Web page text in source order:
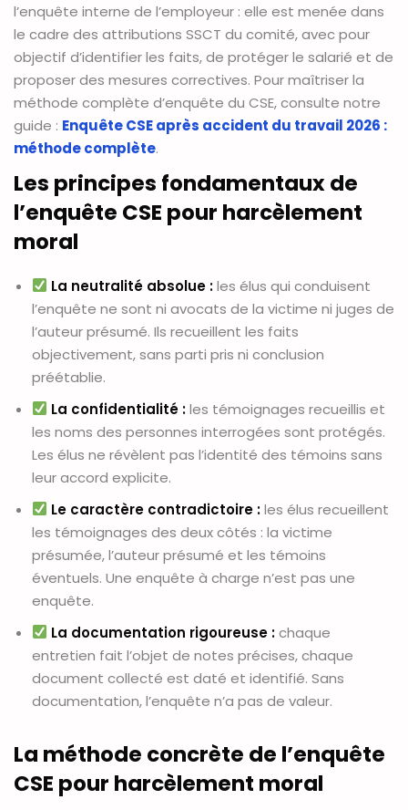
l’enquête interne de l’employeur : elle est menée dans
le cadre des attributions SSCT du comité, avec pour
objectif d’identifier les faits, de protéger le salarié et de
proposer des mesures correctives. Pour maîtriser la
méthode complète d’enquête du CSE, consulte notre
guide : Enquête CSE après accident du travail 2026 :
méthode complète.
Les principes fondamentaux de
l’enquête CSE pour harcèlement
moral
La neutralité absolue :les élus qui conduisent
l’enquête ne sont ni avocats de la victime ni juges de
l’auteur présumé. Ils recueillent les faits
objectivement, sans parti pris ni conclusion
préétablie.
La confidentialité :les témoignages recueillis et
les noms des personnes interrogées sont protégés.
Les élus ne révèlent pas l’identité des témoins sans
leur accord explicite.
Le caractère contradictoire :les élus recueillent
les témoignages des deux côtés : la victime
présumée, l’auteur présumé et les témoins
éventuels. Une enquête à charge n’est pas une
enquête.
La documentation rigoureuse :chaque
entretien fait l’objet de notes précises, chaque
document collecté est daté et identifié. Sans
documentation, l’enquête n’a pas de valeur.
La méthode concrète de l’enquête
CSE pour harcèlement moral